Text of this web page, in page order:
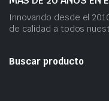
Innovando desde el
de calidad a todos
Buscar producto